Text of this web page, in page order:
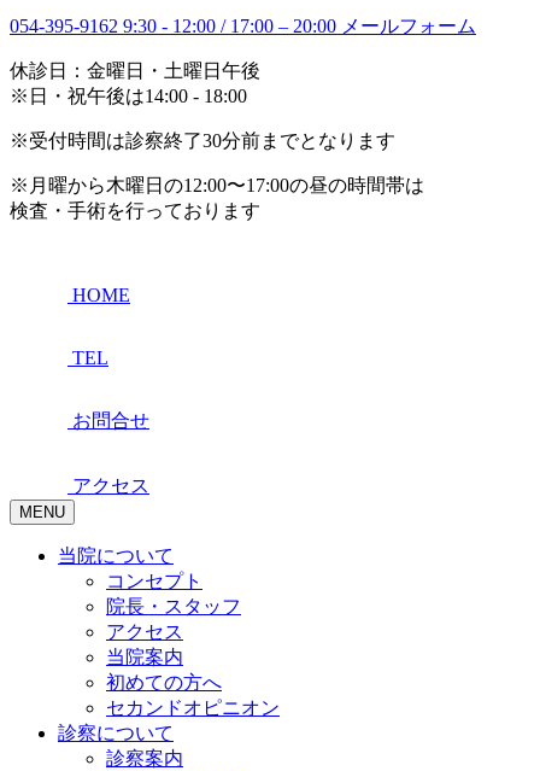
054-395-9162 9:30 - 12:00 / 17:00 – 20:00 メールフォーム
休診日：金曜日・土曜日午後
※日・祝午後は14:00 - 18:00
※受付時間は診察終了30分前までとなります
※月曜から木曜日の12:00〜17:00の昼の時間帯は
検査・手術を行っております
HOME
TEL
お問合せ
アクセス
MENU
当院について
コンセプト
院長・スタッフ
アクセス
当院案内
初めての方へ
セカンドオピニオン
診察について
診察案内